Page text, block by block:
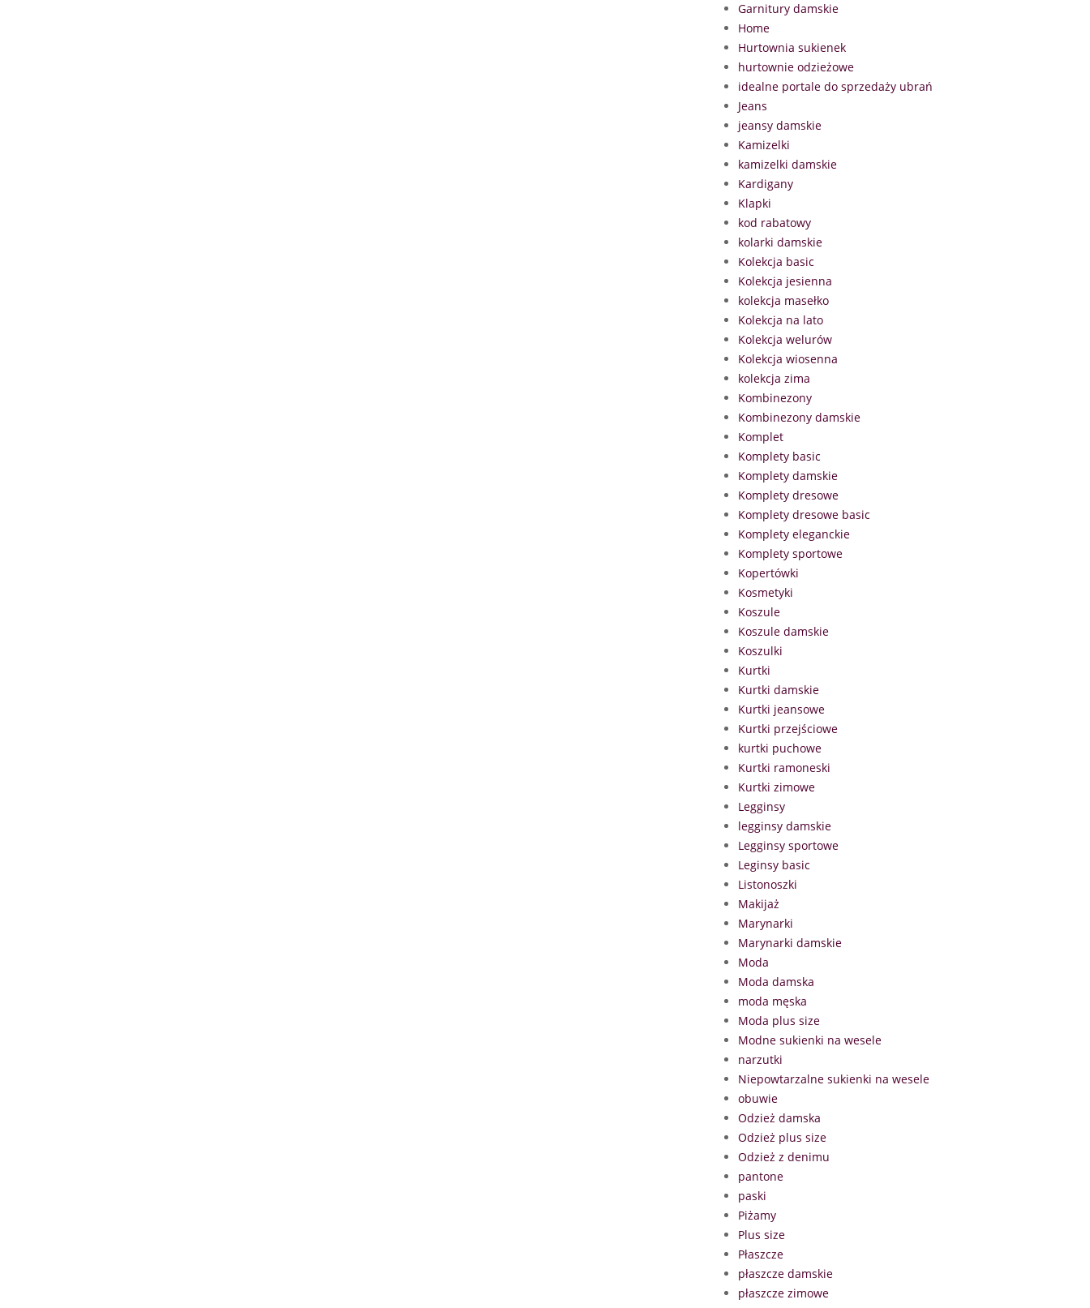
Garnitury damskie
Home
Hurtownia sukienek
hurtownie odzieżowe
idealne portale do sprzedaży ubrań
Jeans
jeansy damskie
Kamizelki
kamizelki damskie
Kardigany
Klapki
kod rabatowy
kolarki damskie
Kolekcja basic
Kolekcja jesienna
kolekcja masełko
Kolekcja na lato
Kolekcja welurów
Kolekcja wiosenna
kolekcja zima
Kombinezony
Kombinezony damskie
Komplet
Komplety basic
Komplety damskie
Komplety dresowe
Komplety dresowe basic
Komplety eleganckie
Komplety sportowe
Kopertówki
Kosmetyki
Koszule
Koszule damskie
Koszulki
Kurtki
Kurtki damskie
Kurtki jeansowe
Kurtki przejściowe
kurtki puchowe
Kurtki ramoneski
Kurtki zimowe
Legginsy
legginsy damskie
Legginsy sportowe
Leginsy basic
Listonoszki
Makijaż
Marynarki
Marynarki damskie
Moda
Moda damska
moda męska
Moda plus size
Modne sukienki na wesele
narzutki
Niepowtarzalne sukienki na wesele
obuwie
Odzież damska
Odzież plus size
Odzież z denimu
pantone
paski
Piżamy
Plus size
Płaszcze
płaszcze damskie
płaszcze zimowe